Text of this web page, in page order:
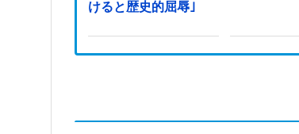
けると歴史的屈辱｣